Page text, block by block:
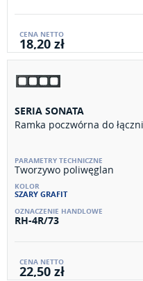
18,20 zł
SERIA SONATA
Ramka poczwórna do
Tworzywo poliwęglan
SZARY GRAFIT
RH-4R/73
22,50 zł